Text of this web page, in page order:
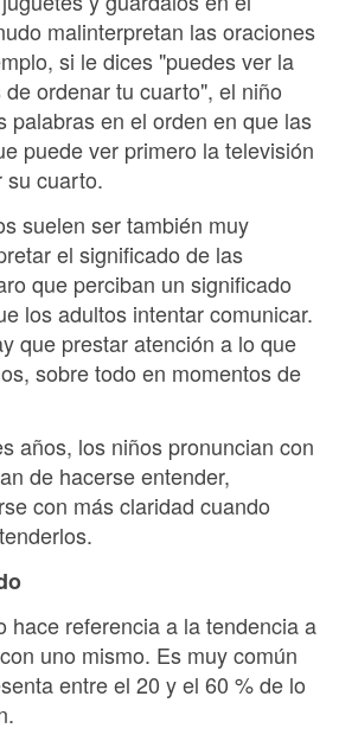
malinterpretan las oraciones
si le dices "puedes ver la
ordenar tu cuarto", el niño
palabras en el orden en que las
puede ver primero la televisión
su cuarto.
suelen ser también muy
el significado de las
que perciban un significado
los adultos intentar comunicar.
que prestar atención a lo que
sobre todo en momentos de
años, los niños pronuncian con
de hacerse entender,
con más claridad cuando
hace referencia a la tendencia a
uno mismo. Es muy común
entre el 20 y el 60 % de lo